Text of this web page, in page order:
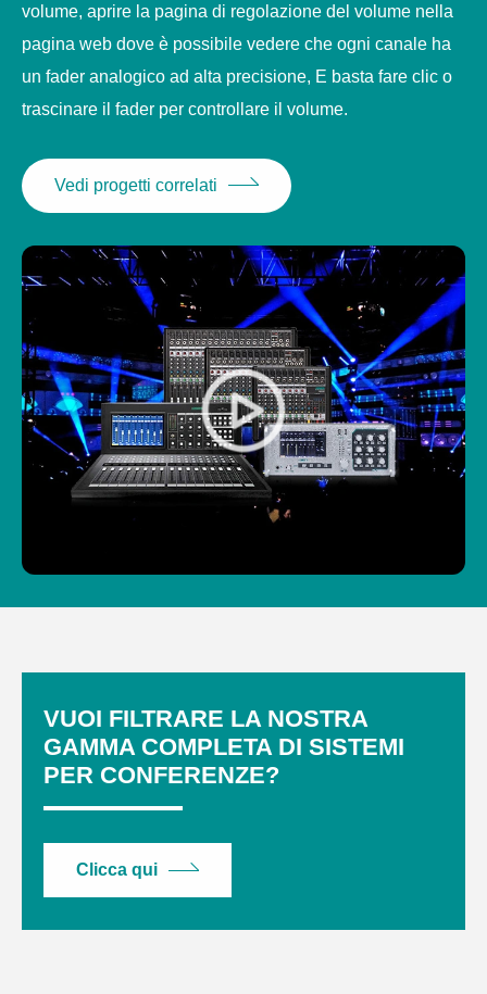
volume, aprire la pagina di regolazione del volume nella
pagina web dove è possibile vedere che ogni canale ha
un fader analogico ad alta precisione, E basta fare clic o
trascinare il fader per controllare il volume.
Vedi progetti correlati
VUOI FILTRARE LA NOSTRA
GAMMA COMPLETA DI SISTEMI
PER CONFERENZE?
Clicca qui